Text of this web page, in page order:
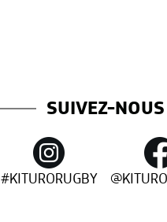
SUIVEZ-NOUS
#KITURORUGBY